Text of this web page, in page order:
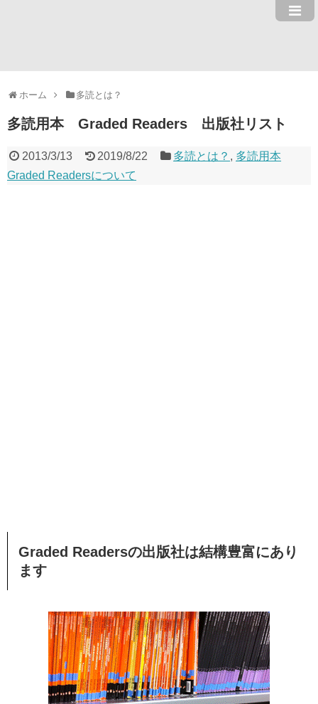
ホーム 多読とは？
多読用本 Graded Readers 出版社リスト
2013/3/13 2019/8/22 多読とは？ , 多読用本
Graded Readersについて
Graded Readersの出版社は結構豊富にあり
ます